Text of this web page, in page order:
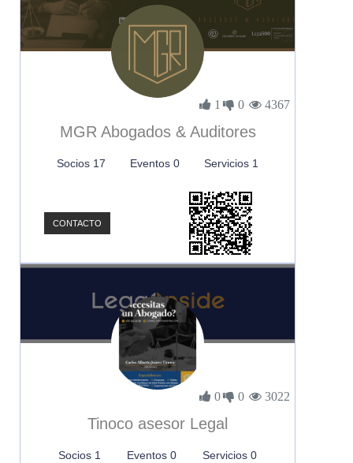
1 0 4367
MGR Abogados & Auditores
Socios 17 Eventos 0 Servicios 1
CONTACTO
0 0 3022
Tinoco asesor Legal
Socios 1 Eventos 0 Servicios 0